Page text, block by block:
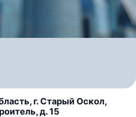
г. Старый Оскол,
д. 15